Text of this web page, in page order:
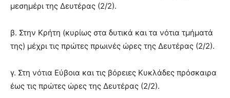
μεσημέρι της Δευτέρας (2/2).
β. Στην Κρήτη (κυρίως στα δυτικά και τα νότια τμήματά
της) μέχρι τις πρώτες πρωινές ώρες της Δευτέρας (2/2).
γ. Στη νότια Εύβοια και τις βόρειες Κυκλάδες πρόσκαιρα
έως τις πρώτες ώρες της Δευτέρας (2/2).